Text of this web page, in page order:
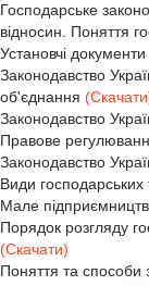
Господарське
відносин. Поняття
Установчі
Законодавство
об'єднання
Законодавство
Правове
Законодавство
Види господарських
Мале
Порядок розгляду
(Скачати)
Поняття та способи